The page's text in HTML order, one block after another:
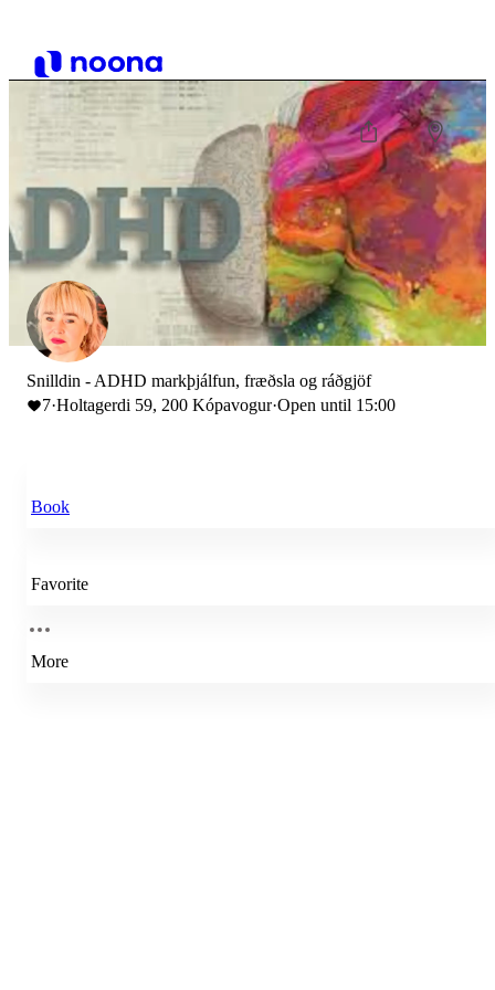
Snilldin - ADHD markþjálfun, fræðsla og ráðgjöf
7·Holtagerdi 59, 200 Kópavogur·Open until 15:00
Book
Favorite
More